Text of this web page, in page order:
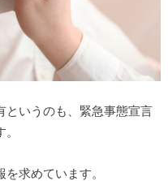
というのも、緊急事態宣言
求めています。